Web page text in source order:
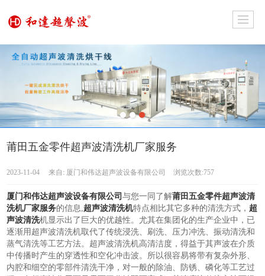
莆田五金零件超声波清洗机厂家服务
2023-11-04 来自: 厦门和伟达超声波设备有限公司 浏览次数:757
厦门和伟达超声波设备有限公司与您一同了解莆田五金零件超声波清
洗机厂家服务的信息,超声波清洗机特点相比其它多种的清洗方式， 超
声波清洗机显示出了巨大的优越性。尤其在集团化的生产企业中，已
逐渐用超声波清洗机取代了传统浸洗、刷洗、压力冲洗、振动清洗和
蒸气清洗等工艺方法。超声波清洗机高清洁度，得益于其声波在介质
中传播时产生的穿透性和空化冲击波。所以很容易将带有复杂外形、
内腔和细空的零部件清洗干净，对一般的除油、防锈、磷化等工艺过